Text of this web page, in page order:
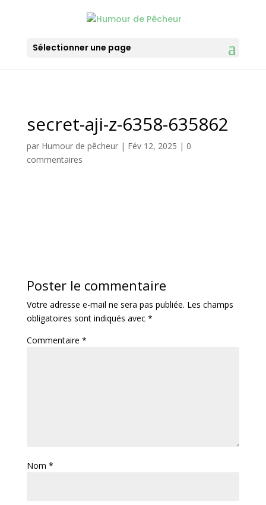
Sélectionner une page
secret-aji-z-6358-635862
par Humour de pêcheur| Fév 12, 2025 | 0
commentaires
Poster le commentaire
Votre adresse e-mail ne sera pas publiée. Les champs
obligatoires sont indiqués avec *
Commentaire *
Nom *